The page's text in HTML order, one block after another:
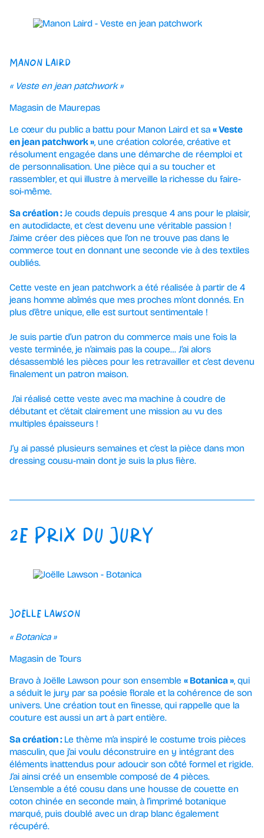
MANON LAIRD
« Veste en jean patchwork »
Magasin de Maurepas
Le cœur du public a battu pour Manon Laird et sa « Veste
en jean patchwork », une création colorée, créative et
résolument engagée dans une démarche de réemploi et
de personnalisation. Une pièce qui a su toucher et
rassembler, et qui illustre à merveille la richesse du faire-
soi-même.
Sa création :Je couds depuis presque 4 ans pour le plaisir,
en autodidacte, et c’est devenu une véritable passion !
J’aime créer des pièces que l’on ne trouve pas dans le
commerce tout en donnant une seconde vie à des textiles
oubliés.
Cette veste en jean patchwork a été réalisée à partir de 4
jeans homme abîmés que mes proches m’ont donnés. En
plus d’être unique, elle est surtout sentimentale !
Je suis partie d’un patron du commerce mais une fois la
veste terminée, je n’aimais pas la coupe… J’ai alors
désassemblé les pièces pour les retravailler et c’est devenu
finalement un patron maison.
J’ai réalisé cette veste avec ma machine à coudre de
débutant et c’était clairement une mission au vu des
multiples épaisseurs !
J’y ai passé plusieurs semaines et c’est la pièce dans mon
dressing cousu-main dont je suis la plus fière.
2E PRIX DU JURY
JOËLLE LAWSON
« Botanica »
Magasin de Tours
Bravo à Joëlle Lawson pour son ensemble « Botanica », qui
a séduit le jury par sa poésie florale et la cohérence de son
univers. Une création tout en finesse, qui rappelle que la
couture est aussi un art à part entière.
Sa création : Le thème m’a inspiré le costume trois pièces
masculin, que j’ai voulu déconstruire en y intégrant des
éléments inattendus pour adoucir son côté formel et rigide.
J’ai ainsi créé un ensemble composé de 4 pièces.
L’ensemble a été cousu dans une housse de couette en
coton chinée en seconde main, à l’imprimé botanique
marqué, puis doublé avec un drap blanc également
récupéré.